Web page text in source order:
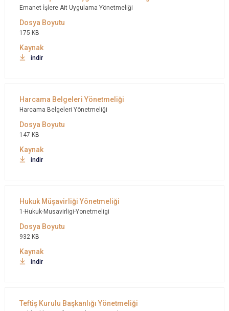
Emanet İşlere Ait Uygulama Yönetmeliği
175 KB
indir
Harcama Belgeleri Yönetmeliği
147 KB
indir
1-Hukuk-Musavirligi-Yonetmeligi
932 KB
indir